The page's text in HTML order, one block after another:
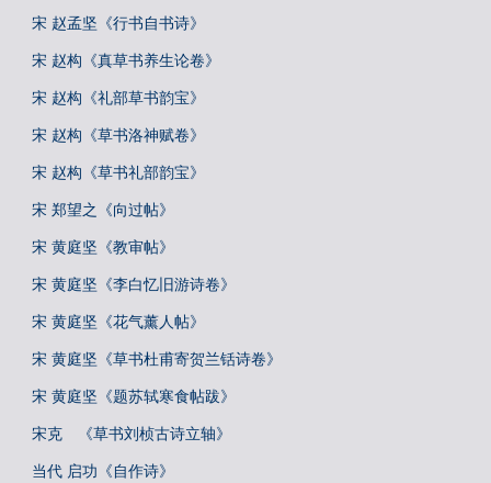
宋 赵孟坚《行书自书诗》
宋 赵构《真草书养生论卷》
宋 赵构《礼部草书韵宝》
宋 赵构《草书洛神赋卷》
宋 赵构《草书礼部韵宝》
宋 郑望之《向过帖》
宋 黄庭坚《教审帖》
宋 黄庭坚《李白忆旧游诗卷》
宋 黄庭坚《花气薰人帖》
宋 黄庭坚《草书杜甫寄贺兰铦诗卷》
宋 黄庭坚《题苏轼寒食帖跋》
宋克 《草书刘桢古诗立轴》
当代 启功《自作诗》